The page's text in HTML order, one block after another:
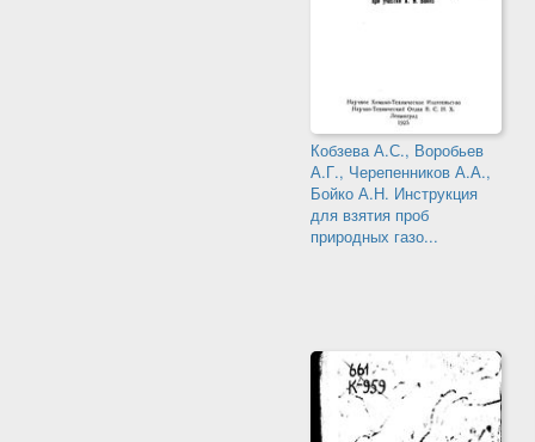
Кобзева А.С., Воробьев
А.Г., Черепенников А.А.,
Бойко А.Н. Инструкция
для взятия проб
природных газо...